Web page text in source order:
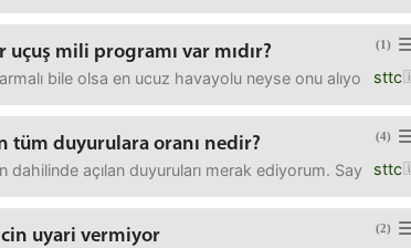
(1)
uçuş mili programı var mıdır?
sttc
bile olsa en ucuz havayolu neyse onu alıyorum.
(4)
tüm duyurulara oranı nedir?
sttc
dahilinde açılan duyuruları merak ediyorum.
(2)
uyari vermiyor